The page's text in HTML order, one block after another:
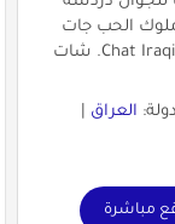
الحب جات
ملوك بغداد شات ملوك العرب شات ملوك Chat Iraqi. شات
العراق|
مباشرة